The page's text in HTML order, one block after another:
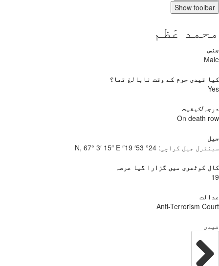
Show
عَظم
قیدی جرم کے وقت نابالغ تھا؟
کیفیت
On death
جیل کراچی:24° 53′ 19″ N, 67° 3′ 15″ E
کوٹھری میں گزارا گیا عرصہ
Anti-Terrorism